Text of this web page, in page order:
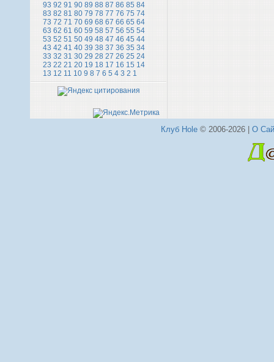
93 92 91 90 89 88 87 86 85 84
83 82 81 80 79 78 77 76 75 74
73 72 71 70 69 68 67 66 65 64
63 62 61 60 59 58 57 56 55 54
53 52 51 50 49 48 47 46 45 44
43 42 41 40 39 38 37 36 35 34
33 32 31 30 29 28 27 26 25 24
23 22 21 20 19 18 17 16 15 14
13 12 11 10 9 8 7 6 5 4 3 2 1
Клуб Hole© 2006-2026 | О